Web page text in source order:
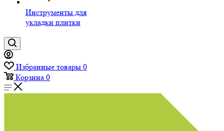
Инструменты для
укладки плитки
Избранные товары 0
Корзина 0